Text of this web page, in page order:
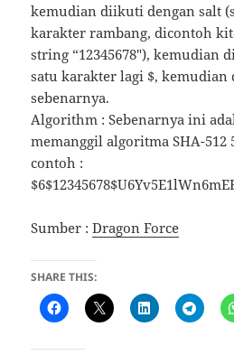
kemudian diikuti dengan salt
karakter rambang, dicontoh
string “12345678″), kemudian
satu karakter lagi $,
sebenarnya.
Algorithm : Sebenarnya ini
memanggil algoritma SHA-512
contoh :
Sumber :Dragon Force
SHARE THIS: